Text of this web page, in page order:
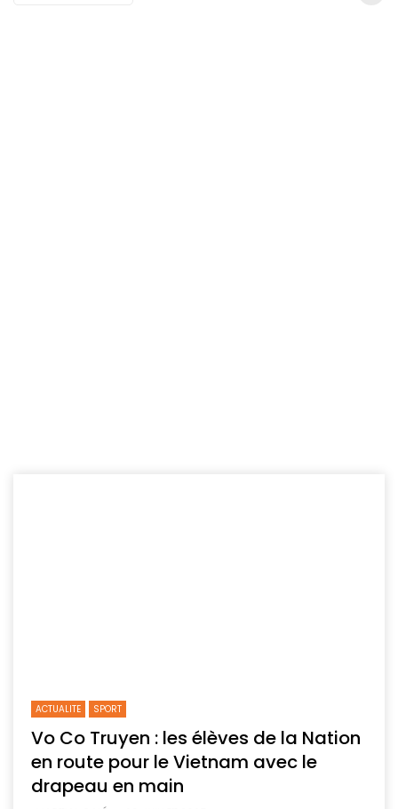
ACTUALITE SPORT
Vo Co Truyen : les élèves de la Nation
en route pour le Vietnam avec le
drapeau en main